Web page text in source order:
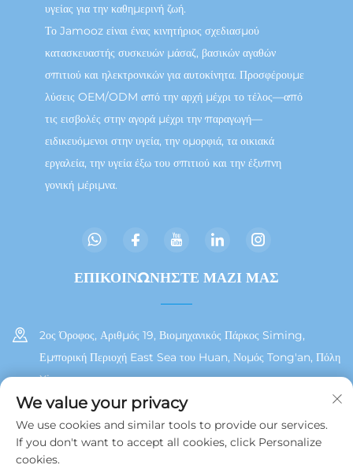
υγείας για την καθημερινή ζωή.
Το Jamooz είναι ένας κινητήριος σχεδιασμού
κατασκευαστής συσκευών μάσαζ, βασικών αγαθών
σπιτιού και ηλεκτρονικών για αυτοκίνητα. Προσφέρουμε
λύσεις OEM/ODM από την αρχή μέχρι το τέλος—από
τις εισβολές στην αγορά μέχρι την παραγωγή—
ειδικευόμενοι στην υγεία, την ομορφιά, τα οικιακά
εργαλεία, την υγεία έξω του σπιτιού και την έξυπνη
γονική μέριμνα.
ΕΠΙΚΟΙΝΩΝΗΣΤΕ ΜΑΖΙ ΜΑΣ
2ος Όροφος, Αριθμός 19, Βιομηχανικός Πάρκος Siming,
Εμπορική Περιοχή East Sea του Huan, Νομός Tong'an, Πόλη
Xiamen
+86 13215929911
[email protected]
We value your privacy
We use cookies and similar tools to provide our services.
If you don't want to accept all cookies, click Personalize
cookies.